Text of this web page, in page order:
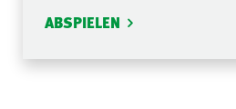
ABSPIELEN